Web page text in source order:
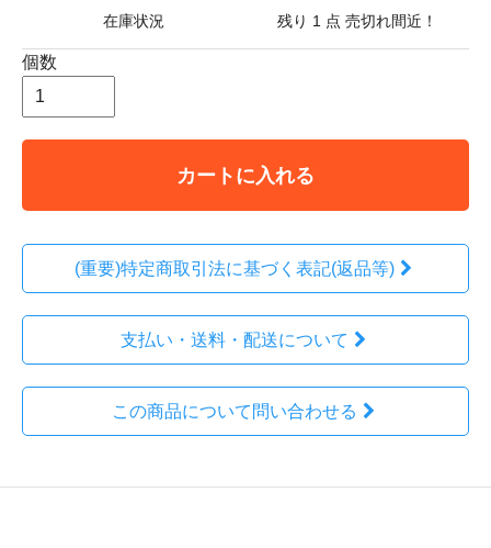
在庫状況 残り 1 点 売切れ間近！
個数
カートに入れる
(重要)特定商取引法に基づく表記(返品等)
支払い・送料・配送について
この商品について問い合わせる